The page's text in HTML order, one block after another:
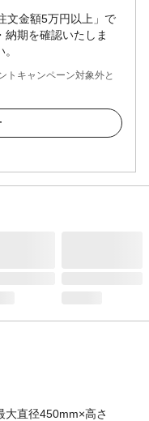
文金額5万円以上」で
納期を確認いたしま
トキャンペーン対象外と
大直径450mm×高さ